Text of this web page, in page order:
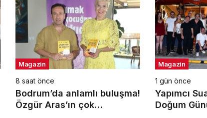
Magazin
8 saat önce
Bodrum’da anlamlı buluşma!
Özgür Aras’ın çok
Magazin
1 gün önce
Yapımcı
Doğum